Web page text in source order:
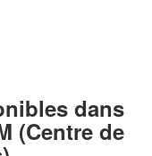
dans
(Centre de